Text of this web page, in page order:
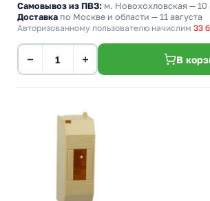
Самовывоз из ПВЗ: м. Новохохловская — 10
Доставка по Москве и области — 11 августа
Авторизованному пользователю начислим 33
− + В